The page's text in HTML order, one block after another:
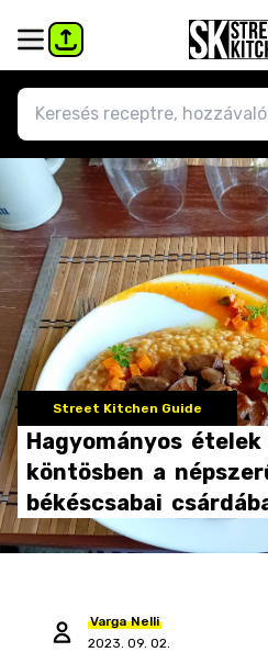
Street Kitchen Guide
Hagyományos ételek
köntösben a
békéscsabai
Varga Nelli
2023. 09. 02.